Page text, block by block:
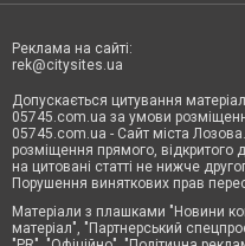
Реклама на сайті:
rek@citysites.ua
Допускається цитування
05745.com.ua за умови
05745.com.ua - Сайт міста
розміщення прямого, відкритого
на цитовані статті не нижче
Порушення виняткових прав
Матеріали з плашками "Новини
матеріал", "Партнерський